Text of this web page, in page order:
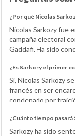
¿Por qué Nicolas
Nicolas Sarkozy fue
campaña electoral
Gaddafi. Ha sido
¿Es Sarkozy el primer
Sí, Nicolas Sarkozy
francés en ser
condenado por
¿Cuánto tiempo pasará
Sarkozy ha sido